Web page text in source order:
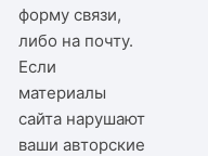
форму связи,
либо на почту.
Если
материалы
сайта нарушают
ваши авторские